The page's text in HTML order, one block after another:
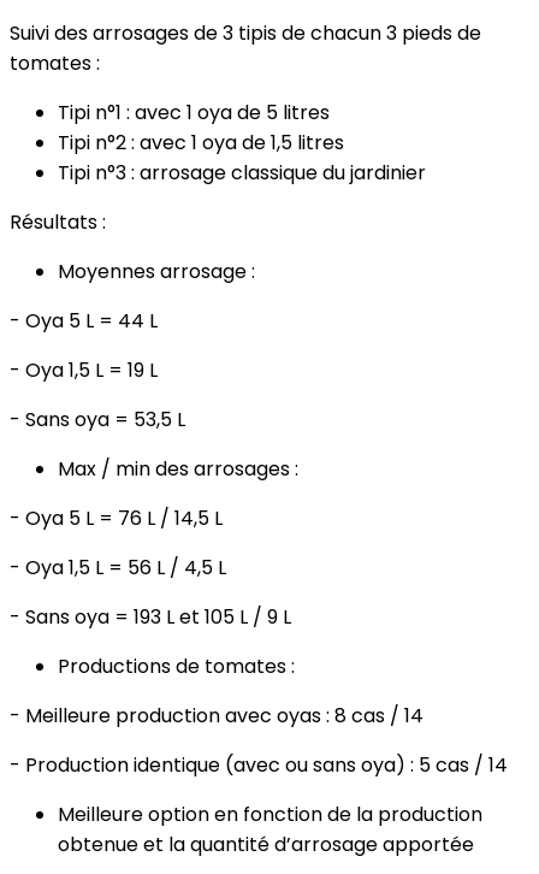
Suivi des arrosages de 3 tipis de chacun 3 pieds de
tomates :
Tipi n°1 : avec 1 oya de 5 litres
Tipi n°2 : avec 1 oya de 1,5 litres
Tipi n°3 : arrosage classique du jardinier
Résultats :
Moyennes arrosage :
- Oya 5 L = 44 L
- Oya 1,5 L = 19 L
- Sans oya = 53,5 L
Max / min des arrosages :
- Oya 5 L = 76 L / 14,5 L
- Oya 1,5 L = 56 L / 4,5 L
- Sans oya = 193 L et 105 L / 9 L
Productions de tomates :
- Meilleure production avec oyas : 8 cas / 14
- Production identique (avec ou sans oya) : 5 cas / 14
Meilleure option en fonction de la production
obtenue et la quantité d’arrosage apportée